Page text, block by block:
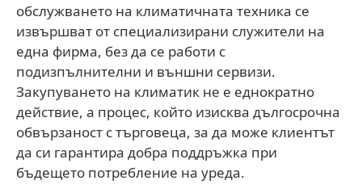
обслужването на климатичната техника се
извършват от специализирани служители на
една фирма, без да се работи с
подизпълнителни и външни сервизи.
Закупуването на климатик не е еднократно
действие, а процес, който изисква дългосрочна
обвързаност с търговеца, за да може клиентът
да си гарантира добра поддръжка при
бъдещето потребление на уреда.